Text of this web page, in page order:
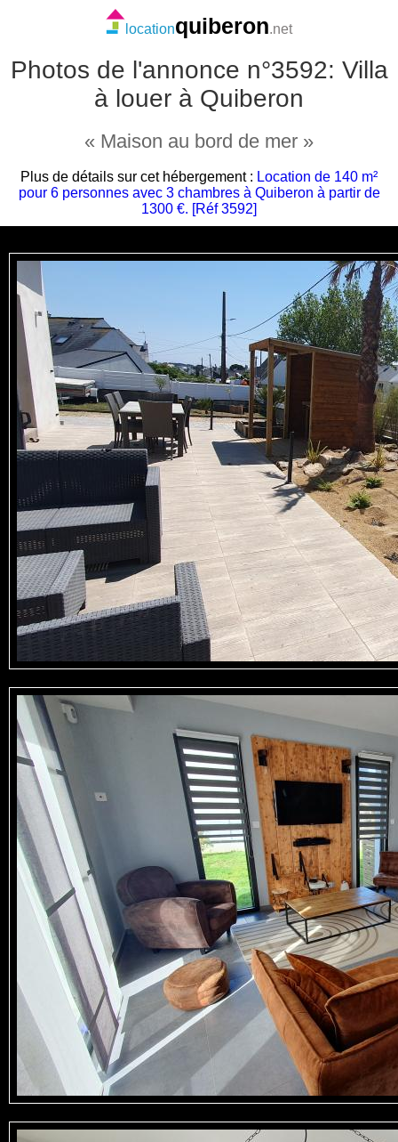
locationquiberon.net
Photos de l'annonce n°3592: Villa
à louer à Quiberon
« Maison au bord de mer »
Plus de détails sur cet hébergement : Location de 140 m²
pour 6 personnes avec 3 chambres à Quiberon à partir de
1300 €. [Réf 3592]